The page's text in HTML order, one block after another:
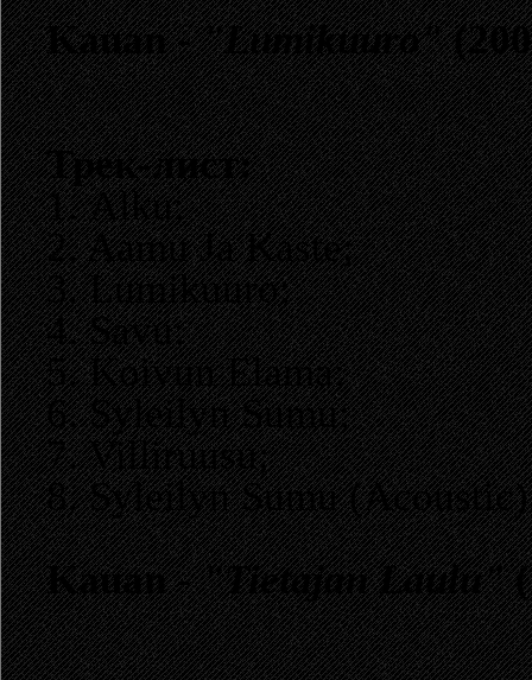
Kauan -"Lumikuuro"
Трек-лист:
1. Alku;
2. Aamu Ja Kaste;
3. Lumikuuro;
4. Savu;
5. Koivun Elama;
6. Syleilyn Sumu;
7. Villiruusu;
8. Syleilyn Sumu
Kauan -"Tietajan Laulu"